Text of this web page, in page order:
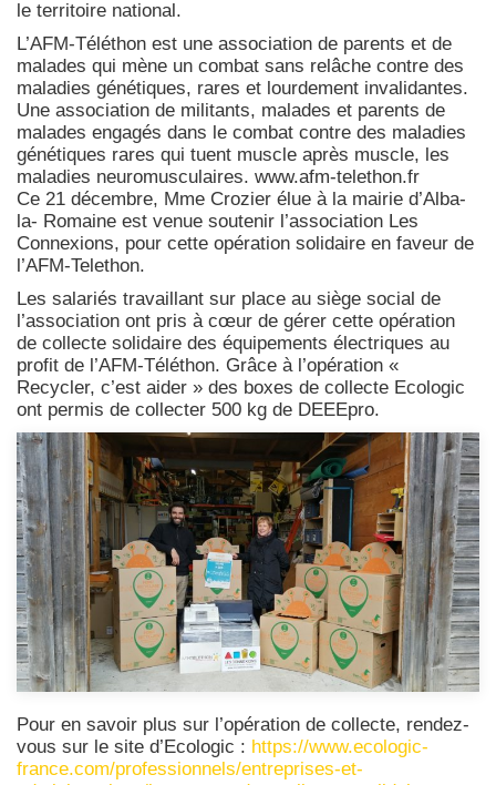
le territoire national.
L’AFM-Téléthon est une association de parents et de
malades qui mène un combat sans relâche contre des
maladies génétiques, rares et lourdement invalidantes.
Une association de militants, malades et parents de
malades engagés dans le combat contre des maladies
génétiques rares qui tuent muscle après muscle, les
maladies neuromusculaires. www.afm-telethon.fr
Ce 21 décembre, Mme Crozier élue à la mairie d’Alba-
la- Romaine est venue soutenir l’association Les
Connexions, pour cette opération solidaire en faveur de
l’AFM-Telethon.
Les salariés travaillant sur place au siège social de
l’association ont pris à cœur de gérer cette opération
de collecte solidaire des équipements électriques au
profit de l’AFM-Téléthon. Grâce à l’opération «
Recycler, c’est aider » des boxes de collecte Ecologic
ont permis de collecter 500 kg de DEEEpro.
Pour en savoir plus sur l’opération de collecte, rendez-
vous sur le site d’Ecologic : https://www.ecologic-
france.com/professionnels/entreprises-et-